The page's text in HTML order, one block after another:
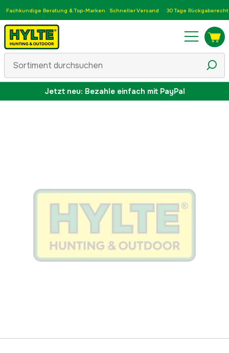
Fachkundige Beratung & Top-Marken Schneller Versand 30 Tage Rückgaberecht
Jetzt neu: Bezahle einfach mit PayPal